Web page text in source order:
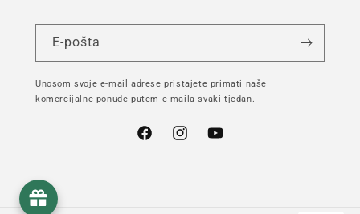
E-pošta
Unosom svoje e-mail adrese pristajete primati naše
komercijalne ponude putem e-maila svaki tjedan.
FacebookInstagramYouTube